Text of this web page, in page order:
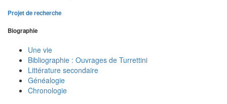
Projet de recherche
Biographie
Une vie
Bibliographie : Ouvrages de Turrettini
Littérature secondaire
Généalogie
Chronologie